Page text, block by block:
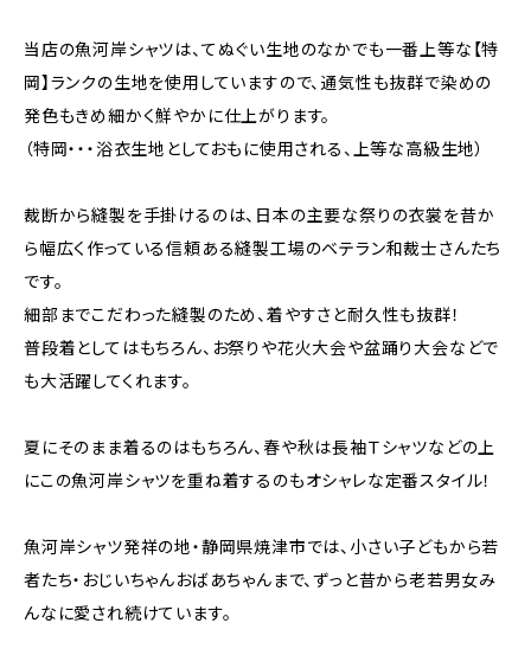
当店の魚河岸シャツは、てぬぐい生地のなかでも一番上等な【特
岡】ランクの生地を使用していますので、通気性も抜群で染めの
発色もきめ細かく鮮やかに仕上がります。
（特岡・・・浴衣生地としておもに使用される、上等な高級生地）
裁断から縫製を手掛けるのは、日本の主要な祭りの衣裳を昔か
ら幅広く作っている信頼ある縫製工場のベテラン和裁士さんたち
です。
細部までこだわった縫製のため、着やすさと耐久性も抜群！
普段着としてはもちろん、お祭りや花火大会や盆踊り大会などで
も大活躍してくれます。
夏にそのまま着るのはもちろん、春や秋は長袖Ｔシャツなどの上
にこの魚河岸シャツを重ね着するのもオシャレな定番スタイル！
魚河岸シャツ発祥の地・静岡県焼津市では、小さい子どもから若
者たち・おじいちゃんおばあちゃんまで、ずっと昔から老若男女み
んなに愛され続けています。